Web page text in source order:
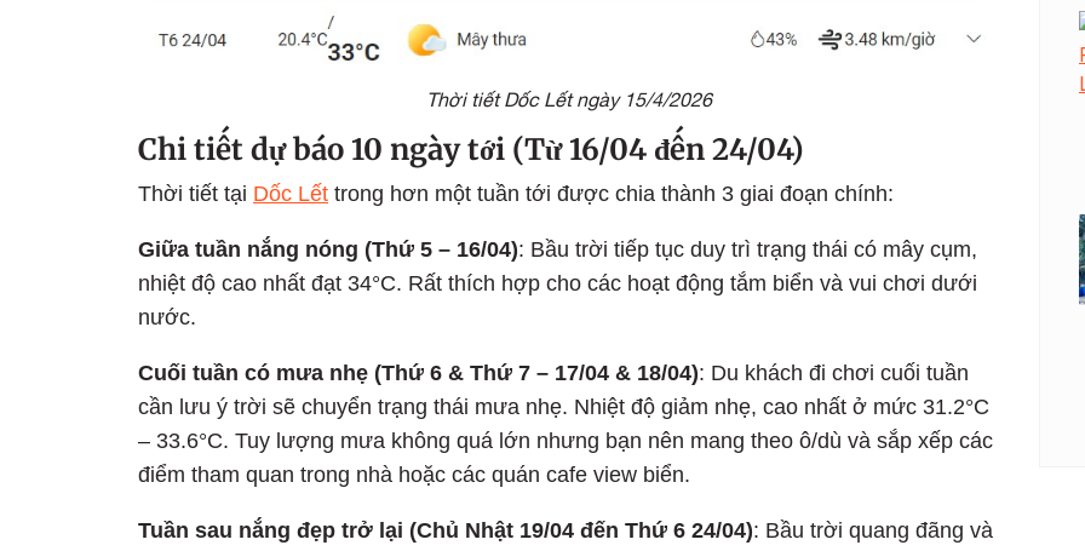
Thời tiết Dốc Lết ngày 15/4/2026
Chi tiết dự báo 10 ngày tới (Từ 16/04 đến 24/04)
Thời tiết tại Dốc Lết trong hơn một tuần tới được chia thành 3 giai đoạn chính:
Giữa tuần nắng nóng (Thứ 5 – 16/04): Bầu trời tiếp tục duy trì trạng thái có mây cụm,
nhiệt độ cao nhất đạt 34°C. Rất thích hợp cho các hoạt động tắm biển và vui chơi dưới
nước.
Cuối tuần có mưa nhẹ (Thứ 6 & Thứ 7 – 17/04 & 18/04): Du khách đi chơi cuối tuần
cần lưu ý trời sẽ chuyển trạng thái mưa nhẹ. Nhiệt độ giảm nhẹ, cao nhất ở mức 31.2°C
– 33.6°C. Tuy lượng mưa không quá lớn nhưng bạn nên mang theo ô/dù và sắp xếp các
điểm tham quan trong nhà hoặc các quán cafe view biển.
Tuần sau nắng đẹp trở lại (Chủ Nhật 19/04 đến Thứ 6 24/04): Bầu trời quang đãng và